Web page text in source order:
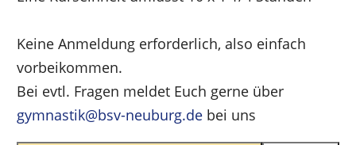
Keine Anmeldung erforderlich, also einfach
vorbeikommen.
Bei evtl. Fragen meldet Euch gerne über
gymnastik@bsv-neuburg.de bei uns